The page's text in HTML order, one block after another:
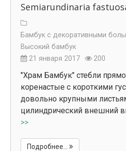
Semiarundinaria
Бамбук с декоративными
Высокий бамбук
21 января 2017
200
"Храм Бамбук" стебли
коренастые с короткими
довольно крупными
цилиндрический внешний
>>
Подробнее...